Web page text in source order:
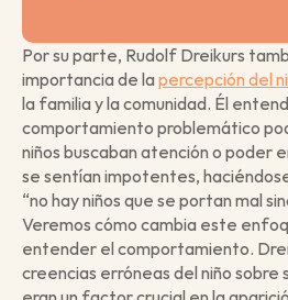
Por su parte, Rudolf Dreikurs
importancia de la percepción del
la familia y la comunidad. Él
comportamiento problemático
niños buscaban atención o poder
se sentían impotentes,
“no hay niños que se portan mal
Veremos cómo cambia este
entender el comportamiento.
creencias erróneas del niño sobre